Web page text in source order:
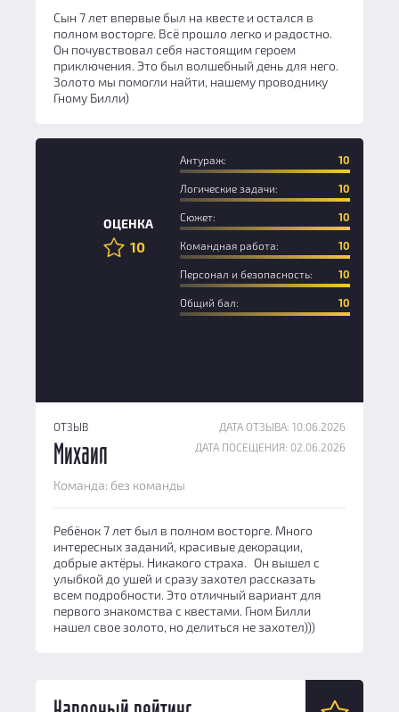
Сын 7 лет впервые был на квесте и остался в
полном восторге. Всё прошло легко и радостно.
Он почувствовал себя настоящим героем
приключения. Это был волшебный день для него.
Золото мы помогли найти, нашему проводнику
Гному Билли)
ОЦЕНКА
10
Антураж: 10
Логические задачи: 10
Сюжет: 10
Командная работа: 10
Персонал и безопасность: 10
Общий бал: 10
ОТЗЫВ
ДАТА ОТЗЫВА: 10.06.2026
ДАТА ПОСЕЩЕНИЯ: 02.06.2026
Михаил
Команда: без команды
Ребёнок 7 лет был в полном восторге. Много
интересных заданий, красивые декорации,
добрые актёры. Никакого страха. Он вышел с
улыбкой до ушей и сразу захотел рассказать
всем подробности. Это отличный вариант для
первого знакомства с квестами. Гном Билли
нашел свое золото, но делиться не захотел)))